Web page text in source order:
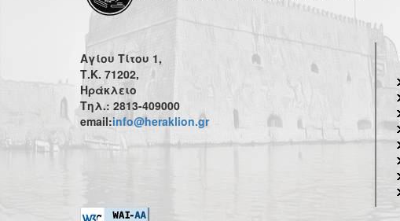
Αγίου Τίτου 1,
Τ.Κ. 71202,
Ηράκλειο
Τηλ.: 2813-409000
email:info@heraklion.gr